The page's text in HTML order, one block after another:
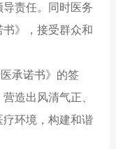
责任。同时医务
书》，接受群众和
承诺书》的签
造出风清气正、
环境，构建和谐